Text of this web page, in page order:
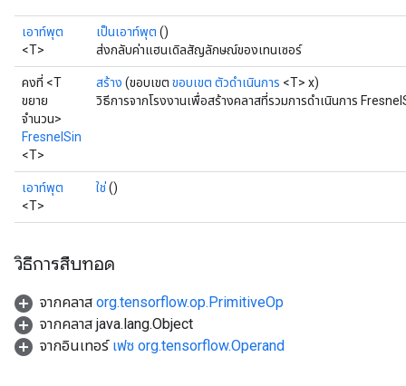
เอาท์พุต
<T>
เป็นเอาท์พุต ()
ส่งกลับค่าแฮนเดิลสัญลักษณ์ของเทนเซอร์
คงที่ <T
ขยาย
จำนวน>
FresnelSin
<T>
สร้าง (ขอบเขต ขอบเขต ตัวดำเนินการ <T> x)
วิธีการจากโรงงานเพื่อสร้างคลาสที่รวมการดำเนินการ
เอาท์พุต
<T>
ใช่()
วิธีการสืบทอด
จากคลาส org.tensorflow.op.PrimitiveOp
จากคลาส java.lang.Object
จากอินเทอร์ เฟซ org.tensorflow.Operand